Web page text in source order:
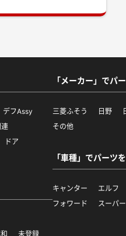
デフAssy
ドア
未登録
「メーカー」でパ
三菱ふそう 日野
その他
「車種」でパーツ
キャンター エルフ
フォワード
スーパ